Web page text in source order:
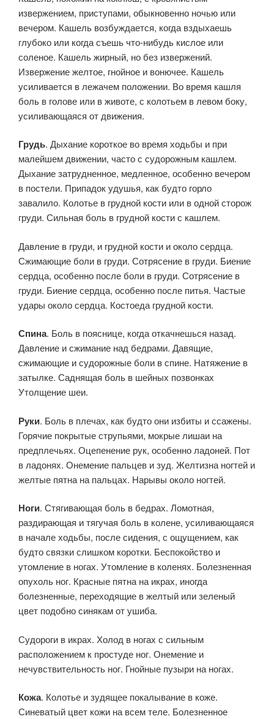
извержением, приступами, обыкновенно ночью или
вечером. Кашель возбуждается, когда вздыхаешь
глубоко или когда съешь что-нибудь кислое или
соленое. Кашель жирный, но без извержений.
Извержение желтое, гнойное и вонючее. Кашель
усиливается в лежачем положении. Во время кашля
боль в голове или в животе, с колотьем в левом боку,
усиливающаяся от движения.
Грудь. Дыхание короткое во время ходьбы и при
малейшем движении, часто с судорожным кашлем.
Дыхание затрудненное, медленное, особенно вечером
в постели. Припадок удушья, как будто горло
завалило. Колотье в грудной кости или в одной сторож
груди. Сильная боль в грудной кости с кашлем.
Давление в груди, и грудной кости и около сердца.
Сжимающие боли в груди. Сотрясение в груди. Биение
сердца, особенно после боли в груди. Сотрясение в
груди. Биение сердца, особенно после питья. Частые
удары около сердца. Костоеда грудной кости.
Спина. Боль в пояснице, когда откачнешься назад.
Давление и сжимание над бедрами. Давящие,
сжимающие и судорожные боли в спине. Натяжение в
затылке. Саднящая боль в шейных позвонках
Утолщение шеи.
Руки. Боль в плечах, как будто они избиты и ссажены.
Горячие покрытые струпьями, мокрые лишаи на
предплечьях. Оцепенение рук, особенно ладоней. Пот
в ладонях. Онемение пальцев и зуд. Желтизна ногтей и
желтые пятна на пальцах. Нарывы около ногтей.
Ноги. Стягивающая боль в бедрах. Ломотная,
раздирающая и тягучая боль в колене, усиливающаяся
в начале ходьбы, после сиде­ния, с ощущением, как
будто связки слишком коротки. Беспокойст­во и
утомление в ногах. Утомление в коленях. Болезненная
опухоль ног. Красные пятна на икрах, иногда
болезненные, переходящие в желтый или зеленый
цвет подобно синякам от ушиба.
Судороги в икрах. Холод в ногах с сильным
расположением к простуде ног. Онемение и
нечувствительность ног. Гнойные пузыри на ногах.
Кожа. Колотье и зудящее покалывание в коже.
Синеватый цвет кожи на всем теле. Болезненное